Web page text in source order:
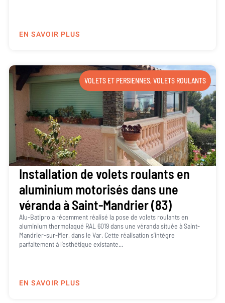
EN SAVOIR PLUS
VOLETS ET PERSIENNES,VOLETS ROULANTS
Installation de volets roulants en
aluminium motorisés dans une
véranda à Saint-Mandrier (83)
Alu-Batipro a récemment réalisé la pose de volets roulants en
aluminium thermolaqué RAL 6019 dans une véranda située à Saint-
Mandrier-sur-Mer, dans le Var. Cette réalisation s’intègre
parfaitement à l’esthétique existante...
EN SAVOIR PLUS